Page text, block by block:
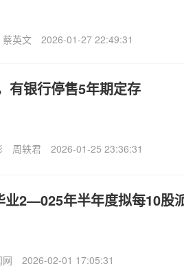
蔡英文 2026-01-27 22:49:31
有银行停售5年期定存
周轶君 2026-01-25 23:36:31
业2—025年半年度拟每10股
网 2026-02-01 17:05:31